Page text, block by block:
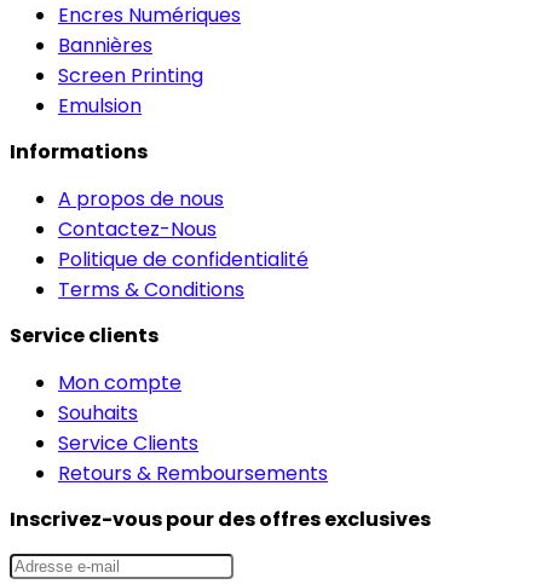
Encres Numériques
Bannières
Screen Printing
Emulsion
Informations
A propos de nous
Contactez-Nous
Politique de confidentialité
Terms & Conditions
Service clients
Mon compte
Souhaits
Service Clients
Retours & Remboursements
Inscrivez-vous pour des offres exclusives